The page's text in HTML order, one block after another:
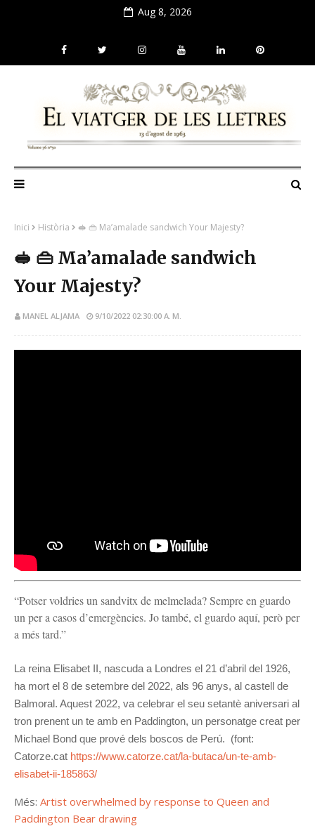
Aug 8, 2026
Inici Història 🥪 👜 Ma’amalade sandwich Your Majesty?
🥪 👜 Ma’amalade sandwich
Your Majesty?
MANEL ALJAMA 9/10/2022 02:30:00 A. M.
“Potser voldries un sandvitx de melmelada? Sempre en guardo
un per a casos d’emergències. Jo també, el guardo aquí, però per
a més tard.”
La reina Elisabet II, nascuda a Londres el 21 d’abril del 1926,
ha mort el 8 de setembre del 2022, als 96 anys, al castell de
Balmoral. Aquest 2022, va celebrar el seu setantè aniversari al
tron prenent un te amb en Paddington, un personatge creat per
Michael Bond que prové dels boscos de Perú. (font:
Catorze.cat https://www.catorze.cat/la-butaca/un-te-amb-
elisabet-ii-185863/
Més: Artist overwhelmed by response to Queen and
Paddington Bear drawing